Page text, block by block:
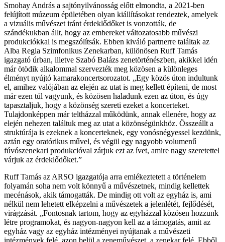
Smohay András a sajtónyilvánosság előtt elmondta, a 2021-ben
felújított múzeum épületében olyan kiállításokat rendeztek, amelyek
a vizuális művészet iránt érdeklődőket is vonzották, de
szándékukban állt, hogy az embereket változatosabb művészi
produkciókkal is megszólítsák. Ebben kiváló partnerre találtak az
Alba Regia Szimfonikus Zenekarban, különösen Ruff Tamás
igazgató úrban, illetve Szabó Balázs zenetörténészben, akikkel idén
már ötödik alkalommal szervezték meg közösen a különleges
élményt nyújtó kamarakoncertsorozatot. „Egy közös úton indultunk
el, amihez valójában az elején az utat is meg kellett építeni, de most
már ezen túl vagyunk, és közösen haladunk ezen az úton, és úgy
tapasztaljuk, hogy a közönség szereti ezeket a koncerteket.
Tulajdonképpen már teltházzal működünk, annak ellenére, hogy az
elején nehezen találtuk meg az utat a közönségünkhöz. Összeállt a
struktúrája is ezeknek a koncerteknek, egy vonósnégyessel kezdünk,
aztán egy oratórikus művel, és végül egy nagyobb volumenű
fúvószenekari produkcióval zárjuk ezt az ívet, amire nagy szeretettel
várjuk az érdeklődőket.”
Ruff Tamás az ARSO igazgatója arra emlékeztetett a történelem
folyamán soha nem volt könnyű a művészetnek, mindig kellettek
mecénások, akik támogatták. De mindig ott volt az egyház is, ami
nélkül nem lehetett elképzelni a művészetek a jelenlétét, fejlődését,
virágzását. „Fontosnak tartom, hogy az egyházzal közösen hozzunk
létre programokat, és nagyon-nagyon kell az a támogatás, amit az
egyház vagy az egyház intézményei nyújtanak a művészeti
intézmények felé, azon belül a zeneművészet, a zenekar felé. Ebből